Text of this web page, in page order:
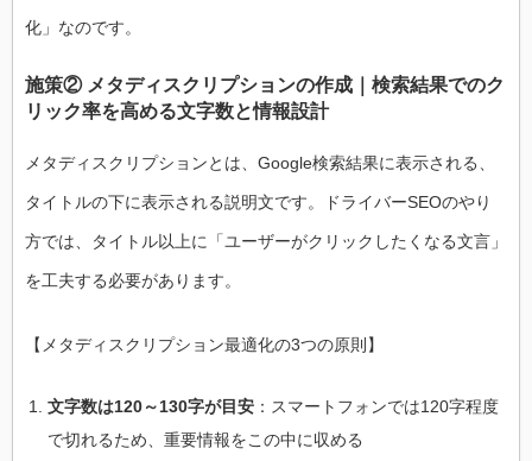
化」なのです。
施策② メタディスクリプションの作成｜検索結果でのク
リック率を高める文字数と情報設計
メタディスクリプションとは、Google検索結果に表示される、
タイトルの下に表示される説明文です。ドライバーSEOのやり
方では、タイトル以上に「ユーザーがクリックしたくなる文言」
を工夫する必要があります。
【メタディスクリプション最適化の3つの原則】
文字数は120～130字が目安 ：スマートフォンでは120字程度
で切れるため、重要情報をこの中に収める